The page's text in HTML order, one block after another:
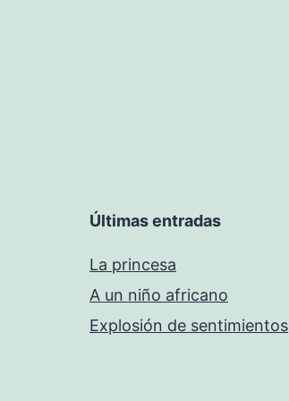
Últimas entradas
La princesa
A un niño africano
Explosión de sentimientos